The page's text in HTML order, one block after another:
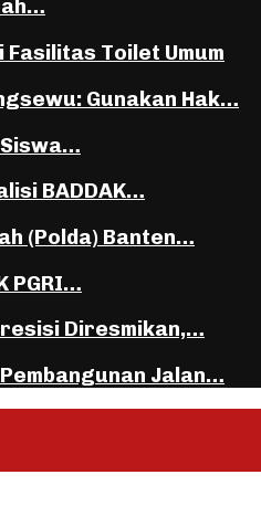
Toilet Umum
Gunakan Hak…
Siswa…
BADDAK…
(Polda) Banten…
PGRI…
Diresmikan,…
Jalan…